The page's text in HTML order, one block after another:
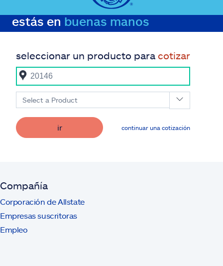
estás en buenas manos
seleccionar un producto para cotizar
Select a Product
ir continuar una cotización
Compañía
Corporación de Allstate
Empresas suscritoras
Empleo